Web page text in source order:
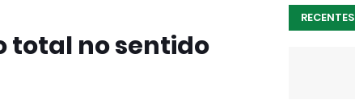
total no sentido
RECENTES